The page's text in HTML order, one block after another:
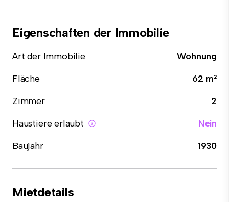
Eigenschaften der Immobilie
Art der Immobilie
Wohnung
Fläche
62 m²
Zimmer
2
Haustiere erlaubt
Nein
Baujahr
1930
Mietdetails